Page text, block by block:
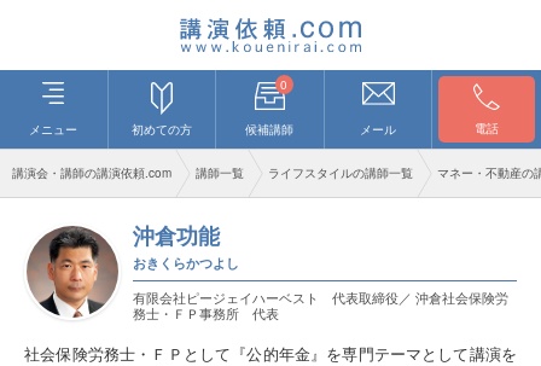
メニュー 初めての方
0
候補講師 メール 電話
講演会・講師の講演依頼.com 講師一覧 ライフスタイルの講師一覧 マネー・不動産の
沖倉功能
おきくらかつよし
有限会社ピージェイハーベスト 代表取締役／ 沖倉社会保険労
務士・ＦＰ事務所 代表
社会保険労務士・ＦＰとして『公的年金』を専門テーマとして講演を